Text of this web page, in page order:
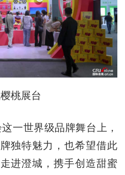
桃展台
世界级品牌舞台上，
独特魅力，也希望借此
进澄城，携手创造甜蜜